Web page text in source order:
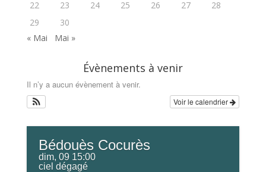
22
23 24 25 26 27
28
29
30
« Mai
Mai »
Évènements à venir
Il n’y a aucun évènement à venir.
Voir le calendrier
Bédouès Cocurès
dim, 09 15:00
ciel dégagé